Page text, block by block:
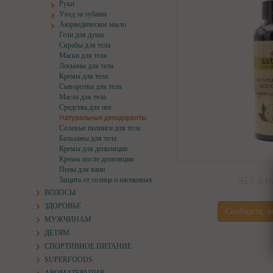
Руки
Уход за зубами
Аюрведическое мыло
Гели для душа
Скрабы для тела
Маски для тела
Лосьоны для тела
Кремы для тела
Сыворотки для тела
Масла для тела
Средства для ног
Натуральные дезодоранты
Солевые пилинги для тела
Бальзамы для тела
Кремы для депиляции
Кремы после депиляции
Пены для ванн
Защита от солнца и насекомых
ВОЛОСЫ
ЗДОРОВЬЕ
МУЖЧИНАМ
ДЕТЯМ
СПОРТИВНОЕ ПИТАНИЕ
SUPERFOODS
Сообщите,